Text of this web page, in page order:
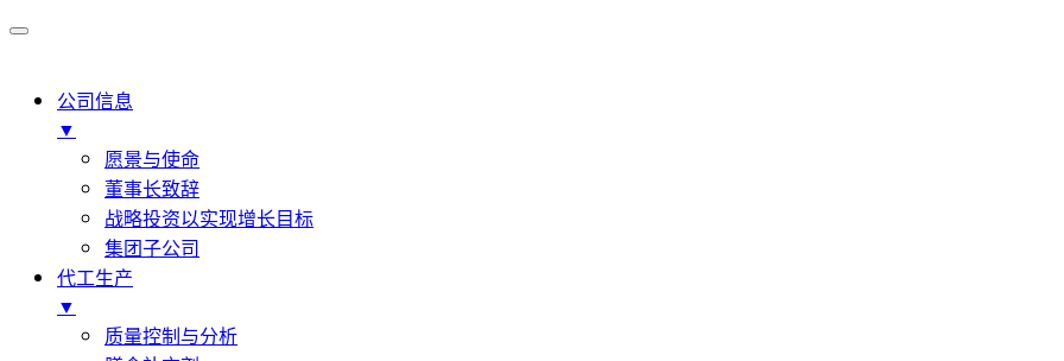
公司信息
▼
愿景与使命
董事长致辞
战略投资以实现增长目标
集团子公司
代工生产
▼
质量控制与分析